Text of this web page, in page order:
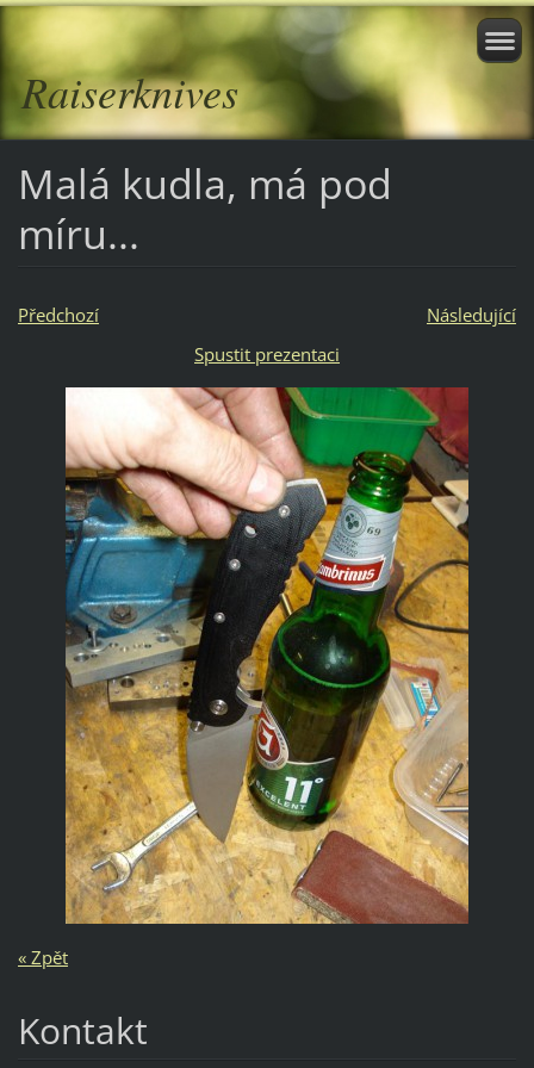
Raiserknives
Malá kudla, má pod
míru...
Předchozí
Následující
Spustit prezentaci
« Zpět
Kontakt